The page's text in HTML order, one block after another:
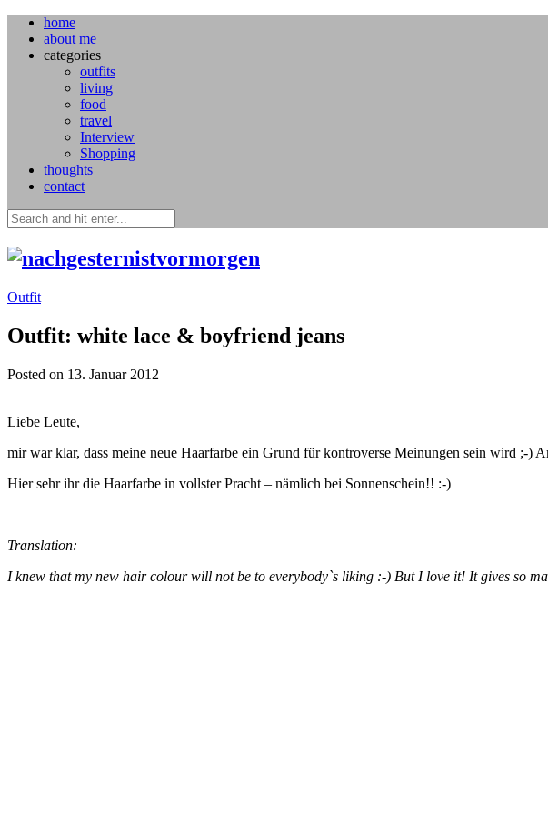
home
about me
categories
outfits
living
food
travel
Interview
Shopping
thoughts
contact
Outfit
Outfit: white lace & boyfriend jeans
Posted on 13. Januar 2012
Liebe Leute,
mir war klar, dass meine neue Haarfarbe ein Grund für kontroverse Meinungen sein wird
Hier sehr ihr die Haarfarbe in vollster Pracht – nämlich bei Sonnenschein!! :-)
Translation:
I knew that my new hair colour will not be to everybody`s liking :-) But I love it! It gives so